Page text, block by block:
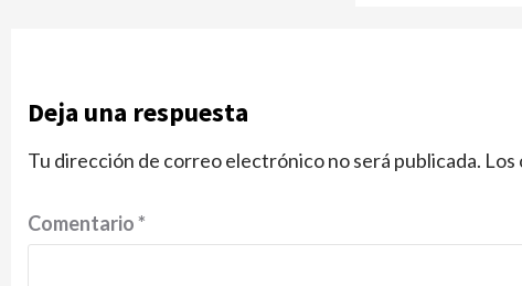
Deja una respuesta
Tu dirección de correo electrónico no será publicada. Los
Comentario*